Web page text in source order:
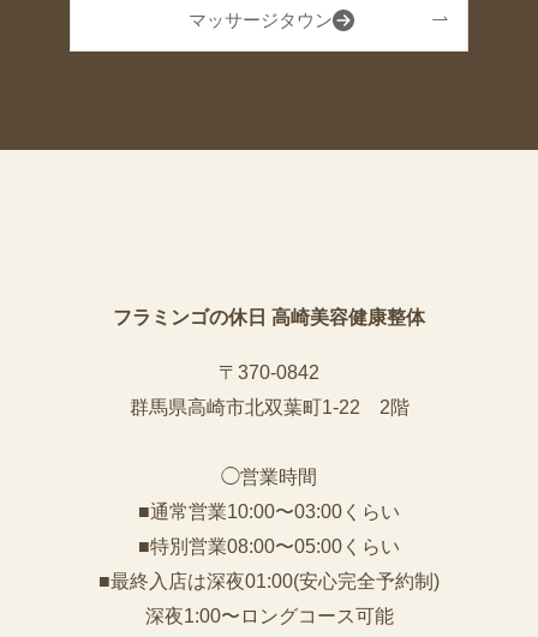
マッサージタウン
フラミンゴの休日 高崎美容健康整体
〒370-0842
群馬県高崎市北双葉町1-22 2階
◯営業時間
■通常営業10:00〜03:00くらい
■特別営業08:00〜05:00くらい
■最終入店は深夜01:00(安心完全予約制)
深夜1:00〜ロングコース可能